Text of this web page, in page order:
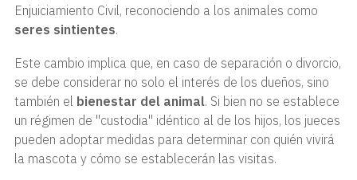
Enjuiciamiento Civil, reconociendo a los animales como
seres sintientes.
Este cambio implica que, en caso de separación o divorcio,
se debe considerar no solo el interés de los dueños, sino
también el bienestar del animal. Si bien no se establece
un régimen de "custodia" idéntico al de los hijos, los jueces
pueden adoptar medidas para determinar con quién vivirá
la mascota y cómo se establecerán las visitas.